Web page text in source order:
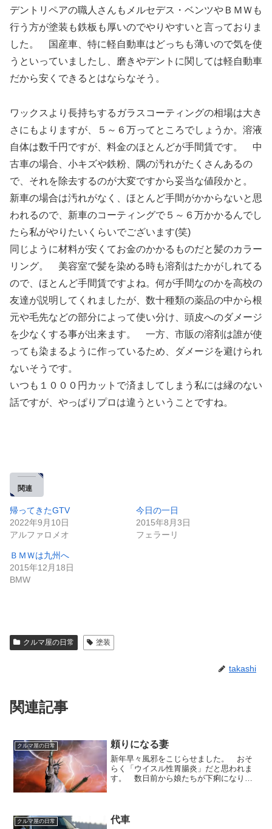
デントリペアの職人さんもメルセデス・ベンツやＢＭＷも
行う方が塗装も鉄板も厚いのでやりやすいと言っておりま
した。 国産車、特に軽自動車はどっちも薄いので気を使
うといっていましたし、磨きやデントに関しては軽自動車
だから安くできるとはならなそう。
ワックスより長持ちするガラスコーティングの相場は大き
さにもよりますが、５～６万ってところでしょうか。溶液
自体は数千円ですが、料金のほとんどが手間賃です。 中
古車の場合、小キズや鉄粉、隅の汚れがたくさんあるの
で、それを除去するのが大変ですから妥当な値段かと。
新車の場合は汚れがなく、ほとんど手間がかからないと思
われるので、新車のコーティングで５～６万かかるんでし
たら私がやりたいくらいでございます(笑)
同じように材料が安くてお金のかかるものだと髪のカラー
リング。 美容室で髪を染める時も溶剤はたかがしれてる
ので、ほとんど手間賃ですよね。何が手間なのかを高校の
友達が説明してくれましたが、数十種類の薬品の中から根
元や毛先などの部分によって使い分け、頭皮へのダメージ
を少なくする事が出来ます。 一方、市販の溶剤は誰が使
っても染まるように作っているため、ダメージを避けられ
ないそうです。
いつも１０００円カットで済ましてしまう私には縁のない
話ですが、やっぱりプロは違うということですね。
関連
帰ってきたGTV
2022年9月10日
アルファロメオ
今日の一日
2015年8月3日
フェラーリ
ＢＭＷは九州へ
2015年12月18日
BMW
クルマ屋の日常 塗装
takashi
関連記事
クルマ屋の日常 頼りになる妻
新年早々風邪をこじらせました。 おそ
らく「ウイスル性胃腸炎」だと思われま
す。 数日前から娘たちが下痢になり、
で、なんだか元気がないのが...
クルマ屋の日常 代車